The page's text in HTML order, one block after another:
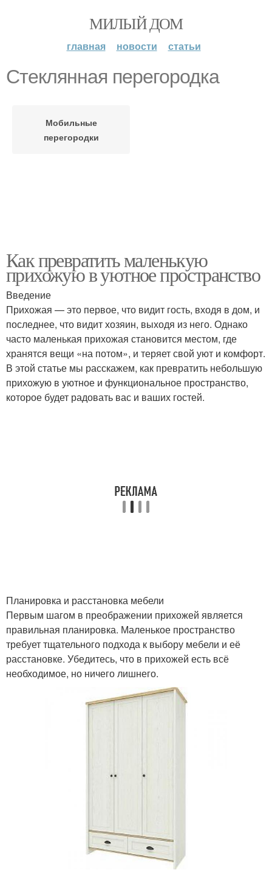
МИЛЫЙ ДОМ
главная новости статьи
Стеклянная перегородка
Мобильные
перегородки
Как превратить маленькую
прихожую в уютное пространство
Введение
Прихожая — это первое, что видит гость, входя в дом, и
последнее, что видит хозяин, выходя из него. Однако
часто маленькая прихожая становится местом, где
хранятся вещи «на потом», и теряет свой уют и комфорт.
В этой статье мы расскажем, как превратить небольшую
прихожую в уютное и функциональное пространство,
которое будет радовать вас и ваших гостей.
Планировка и расстановка мебели
Первым шагом в преображении прихожей является
правильная планировка. Маленькое пространство
требует тщательного подхода к выбору мебели и её
расстановке. Убедитесь, что в прихожей есть всё
необходимое, но ничего лишнего.